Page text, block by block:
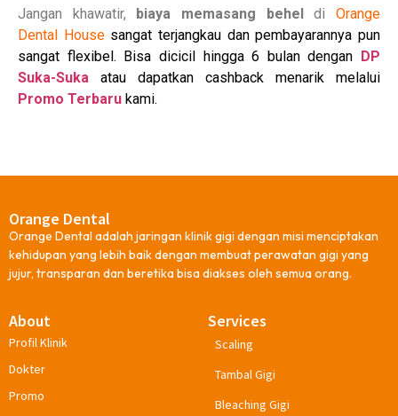
Jangan khawatir, biaya memasang beheldiOrange
Dental House sangat terjangkau dan pembayarannya pun
sangat flexibel. Bisa dicicil hingga 6 bulan dengan DP
Suka-Suka
atau dapatkan cashback menarik melalui
Promo Terbaru kami.
Orange Dental
Orange Dental adalah jaringan klinik gigi dengan misi menciptakan
kehidupan yang lebih baik dengan membuat perawatan gigi yang
jujur, transparan dan beretika bisa diakses oleh semua orang.
About
Profil Klinik
Dokter
Promo
Services
Scaling
Tambal Gigi
Bleaching Gigi